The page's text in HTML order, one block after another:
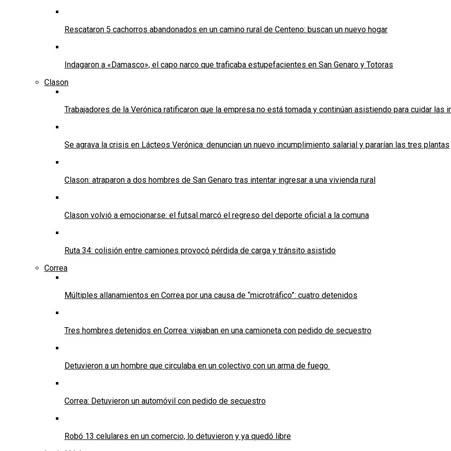
Rescataron 5 cachorros abandonados en un camino rural de Centeno: buscan un nuevo hogar
Indagaron a «Damasco», el capo narco que traficaba estupefacientes en San Genaro y Totoras
Clason
Trabajadores de la Verónica ratificaron que la empresa no está tomada y continúan asistiendo para cuidar las
Se agrava la crisis en Lácteos Verónica: denuncian un nuevo incumplimiento salarial y pararían las tres plantas
Clason: atraparon a dos hombres de San Genaro tras intentar ingresar a una vivienda rural
Clason volvió a emocionarse: el futsal marcó el regreso del deporte oficial a la comuna
Ruta 34: colisión entre camiones provocó pérdida de carga y tránsito asistido
Correa
Múltiples allanamientos en Correa por una causa de “microtráfico”: cuatro detenidos
Tres hombres detenidos en Correa: viajaban en una camioneta con pedido de secuestro
Detuvieron a un hombre que circulaba en un colectivo con un arma de fuego
Correa: Detuvieron un automóvil con pedido de secuestro
Robó 13 celulares en un comercio, lo detuvieron y ya quedó libre